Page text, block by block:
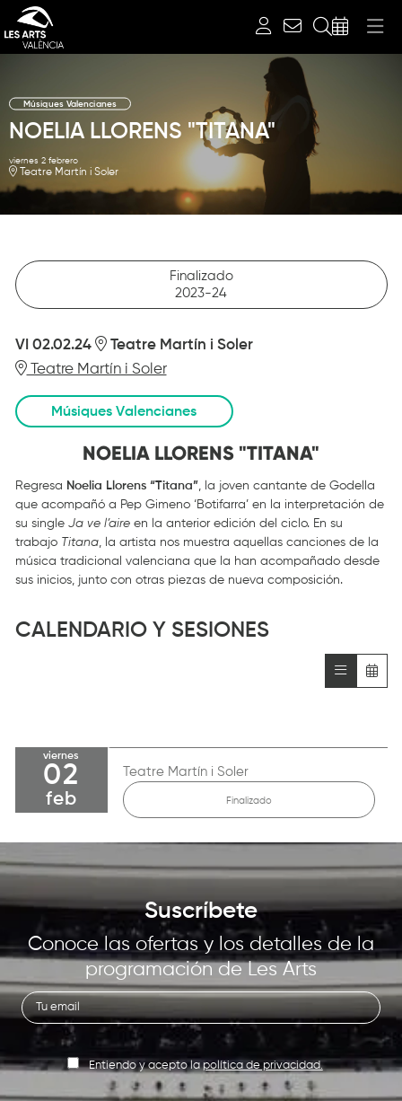
Músiques Valencianes
NOELIA LLORENS "TITANA"
viernes 2 febrero
Teatre Martín i Soler
Finalizado
2023-24
VI 02.02.24
Teatre Martín i Soler
Teatre Martín i Soler
Músiques Valencianes
NOELIA LLORENS "TITANA"
Regresa Noelia Llorens “Titana”, la joven cantante de Godella
que acompañó a Pep Gimeno ‘Botifarra’ en la interpretación de
su single Ja ve l’aireen la anterior edición del ciclo. En su
trabajo Titana, la artista nos muestra aquellas canciones de la
música tradicional valenciana que la han acompañado desde
sus inicios, junto con otras piezas de nueva composición.
CALENDARIO Y SESIONES
viernes
02
feb
Teatre Martín i Soler
Finalizado
Suscríbete
Conoce las ofertas y los detalles de la
programación de Les Arts
Entiendo y acepto lapolítica de privacidad.